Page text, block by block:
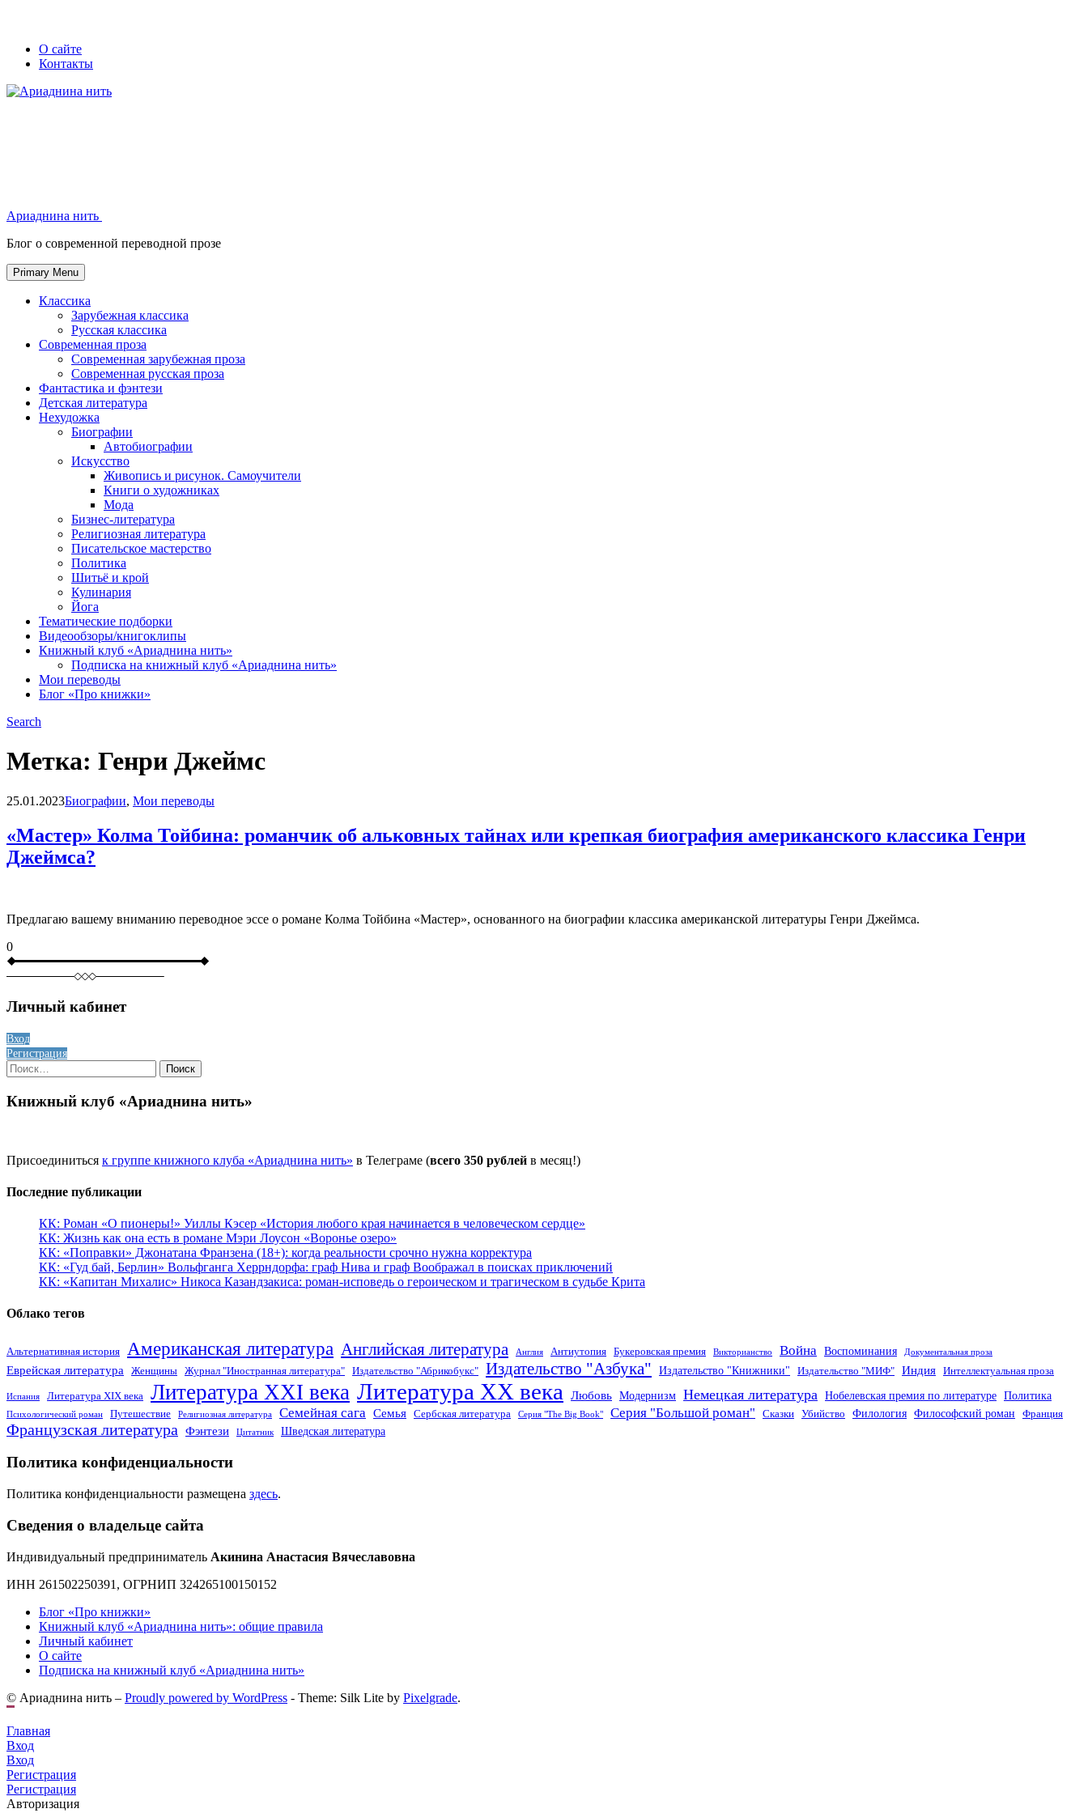
Skip
Secondary
left
navigation
Secondary
right
navigation
О сайте
Контакты
Ариаднина нить
Блог о современной переводной прозе
Primary Menu
Классика
Зарубежная классика
Русская классика
Современная проза
Современная зарубежная проза
Современная русская проза
Фантастика и фэнтези
Детская литература
Нехудожка
Биографии
Автобиографии
Искусство
Живопись и рисунок. Самоучители
Книги о художниках
Мода
Бизнес-литература
Религиозная литература
Писательское мастерство
Политика
Шитьё и крой
Кулинария
Йога
Тематические подборки
Видеообзоры/книгоклипы
Книжный клуб «Ариаднина нить»
Подписка на книжный клуб «Ариаднина нить»
Мои переводы
Блог «Про книжки»
Search
Метка: Генри Джеймс
Blog
25.01.2023Биографии, Мои переводы
«Мастер» Колма Тойбина: романчик об альковных тайнах или крепкая биография американского классика Генри
Джеймса?
Предлагаю вашему вниманию переводное эссе о романе Колма Тойбина «Мастер», основанного на биографии классика американской литературы Генри Джеймса.
0
Личный кабинет
Вход
Регистрация
Найти:
Книжный клуб «Ариаднина нить»
Присоединиться к группе книжного клуба «Ариаднина нить» в Телеграме (всего 350 рублей в месяц!)
Последние публикации
КК: Роман «О пионеры!» Уиллы Кэсер «История любого края начинается в человеческом сердце»
КК: Жизнь как она есть в романе Мэри Лоусон «Воронье озеро»
КК: «Поправки» Джонатана Франзена (18+): когда реальности срочно нужна корректура
КК: «Гуд бай, Берлин» Вольфганга Херрндорфа: граф Нива и граф Воображал в поисках приключений
КК: «Капитан Михалис» Никоса Казандзакиса: роман-исповедь о героическом и трагическом в судьбе Крита
Облако тегов
Альтернативная история Американская литература Английская литература Англия Антиутопия Букеровская премия Викторианство Война Воспоминания Документальная проза
Еврейская литература Женщины Журнал "Иностранная литература" Издательство "Абрикобукс" Издательство "Азбука" Издательство "Книжники" Издательство "МИФ" Индия Интеллектуальная проза
Испания Литература XIX века Литература XXI века Литература XX века Любовь Модернизм Немецкая литература Нобелевская премия по литературе Политика
Психологический роман Путешествие Религиозная литература Семейная сага Семья Сербская литература Серия "The Big Book" Серия "Большой роман" Сказки Убийство Филология Философский роман Франция
Французская литература Фэнтези Цитатник Шведская литература
Политика конфиденциальности
Политика конфиденциальности размещена здесь.
Сведения о владельце сайта
Индивидуальный предприниматель Акинина Анастасия Вячеславовна
ИНН 261502250391, ОГРНИП 324265100150152
Блог «Про книжки»
Книжный клуб «Ариаднина нить»: общие правила
Личный кабинет
О сайте
Подписка на книжный клуб «Ариаднина нить»
© Ариаднина нить – Proudly powered by WordPress - Theme: Silk Lite by Pixelgrade.
Главная
Вход
Вход
Регистрация
Регистрация
Авторизация